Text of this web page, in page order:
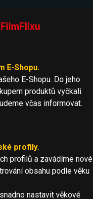
E-Shopu.
E-Shopu. Do jeho
produktů vyčkali.
včas informovat.
profily.
profilů a zavádíme nové
obsahu podle věku
nastavit věkové